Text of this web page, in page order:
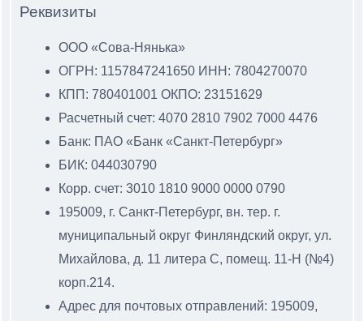
Реквизиты
ООО «Сова-Нянька»
ОГРН: 1157847241650 ИНН: 7804270070
КПП: 780401001 ОКПО: 23151629
Расчетный счет: 4070 2810 7902 7000 4476
Банк: ПАО «Банк «Санкт-Петербург»
БИК: 044030790
Корр. счет: 3010 1810 9000 0000 0790
195009, г. Санкт-Петербург, вн. тер. г.
муниципальный округ Финляндский округ, ул.
Михайлова, д. 11 литера С, помещ. 11-Н (№4)
корп.214.
Адрес для почтовых отправлений: 195009,